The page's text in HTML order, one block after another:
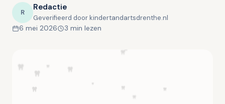
R Redactie
Geverifieerd door kindertandartsdrenthe.nl
6 mei 2026 3 min lezen